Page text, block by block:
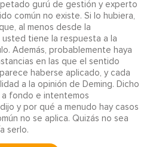
gurú de gestión y experto
común no existe. Si lo hubiera,
al menos desde la
tiene la respuesta a la
Además, probablemente haya
en las que el sentido
haberse aplicado, y cada
a la opinión de Deming. Dicho
a fondo e intentemos
y por qué a menudo hay casos
no se aplica. Quizás no sea
serlo.